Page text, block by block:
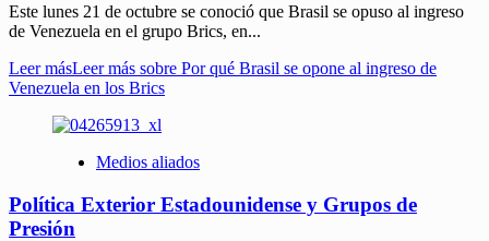
Este lunes 21 de octubre se conoció que Brasil se opuso al ingreso
de Venezuela en el grupo Brics, en...
Leer másLeer más sobre Por qué Brasil se opone al ingreso de
Venezuela en los Brics
Medios aliados
Política Exterior Estadounidense y Grupos de
Presión